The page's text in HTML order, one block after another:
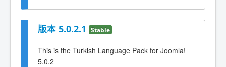
版本 5.0.2.1 Stable
This is the Turkish Language Pack for Joomla!
5.0.2